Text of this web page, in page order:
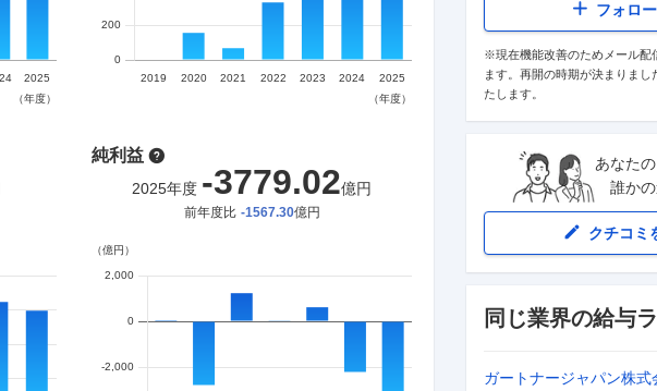
純利益
2025年度 -3779.02億円
前年度比 -1567.30億円
フォロ
※現在機能改善のためメール配
ます。再開の時期が決まりまし
たします。
あなたの
誰か
クチコミ
同じ業界の給与
ガートナージャパン株式